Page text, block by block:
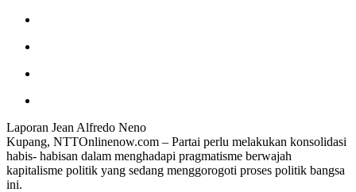
Laporan Jean Alfredo Neno
Kupang, NTTOnlinenow.com – Partai perlu melakukan konsolidasi
habis- habisan dalam menghadapi pragmatisme berwajah
kapitalisme politik yang sedang menggorogoti proses politik bangsa
ini.